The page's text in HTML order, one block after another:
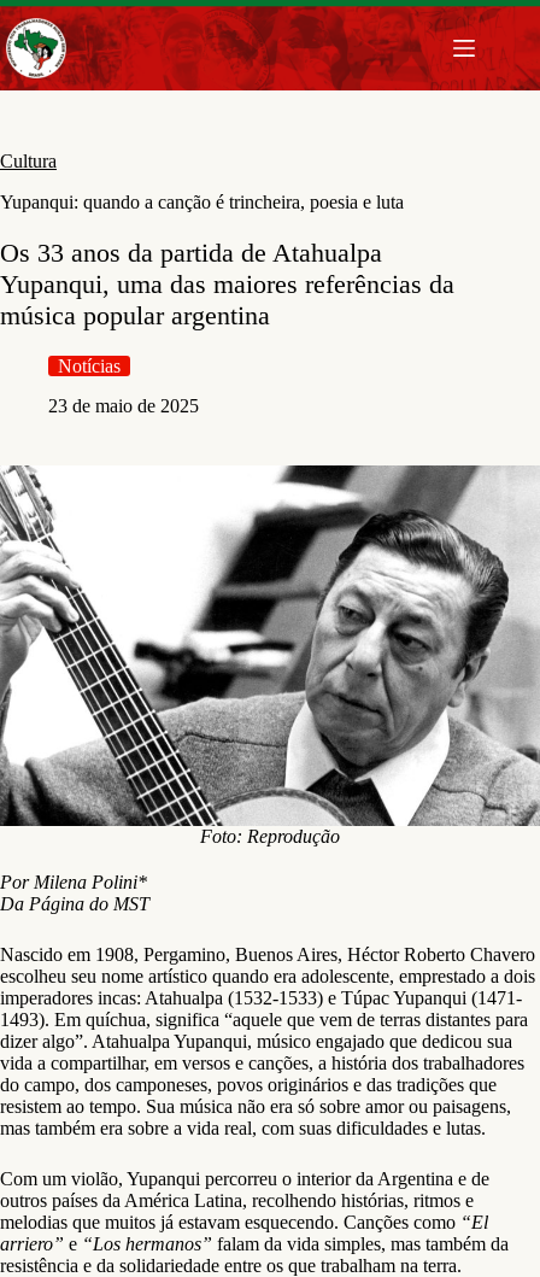
Pular
para
o
conteúdo
Cultura
Yupanqui: quando a canção é trincheira, poesia e luta
Os 33 anos da partida de Atahualpa
Yupanqui, uma das maiores referências da
música popular argentina
Notícias
23 de maio de 2025
Foto: Reprodução
Por Milena Polini*
Da Página do MST
Nascido em 1908, Pergamino, Buenos Aires, Héctor Roberto Chavero
escolheu seu nome artístico quando era adolescente, emprestado a dois
imperadores incas: Atahualpa (1532-1533) e Túpac Yupanqui (1471-
1493). Em quíchua, significa “aquele que vem de terras distantes para
dizer algo”. Atahualpa Yupanqui, músico engajado que dedicou sua
vida a compartilhar, em versos e canções, a história dos trabalhadores
do campo, dos camponeses, povos originários e das tradições que
resistem ao tempo. Sua música não era só sobre amor ou paisagens,
mas também era sobre a vida real, com suas dificuldades e lutas.
Com um violão, Yupanqui percorreu o interior da Argentina e de
outros países da América Latina, recolhendo histórias, ritmos e
melodias que muitos já estavam esquecendo. Canções como “El
arriero” e “Los hermanos” falam da vida simples, mas também da
resistência e da solidariedade entre os que trabalham na terra.